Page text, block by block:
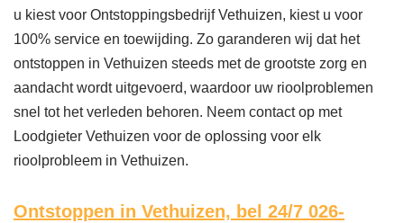
u kiest voor Ontstoppingsbedrijf Vethuizen, kiest u voor
100% service en toewijding. Zo garanderen wij dat het
ontstoppen in Vethuizen steeds met de grootste zorg en
aandacht wordt uitgevoerd, waardoor uw rioolproblemen
snel tot het verleden behoren. Neem contact op met
Loodgieter Vethuizen voor de oplossing voor elk
rioolprobleem in Vethuizen.
Ontstoppen in Vethuizen, bel 24/7 026-